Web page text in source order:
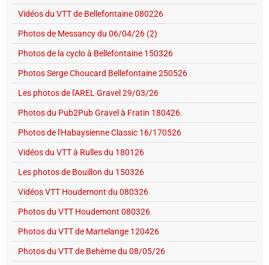
Vidéos du VTT de Bellefontaine 080226
Photos de Messancy du 06/04/26 (2)
Photos de la cyclo à Bellefontaine 150326
Photos Serge Choucard Bellefontaine 250526
Les photos de l'AREL Gravel 29/03/26
Photos du Pub2Pub Gravel à Fratin 180426.
Photos de l'Habaysienne Classic 16/170526
Vidéos du VTT à Rulles du 180126
Les photos de Bouillon du 150326
Vidéos VTT Houdemont du 080326
Photos du VTT Houdemont 080326
Photos du VTT de Martelange 120426
Photos du VTT de Behème du 08/05/26